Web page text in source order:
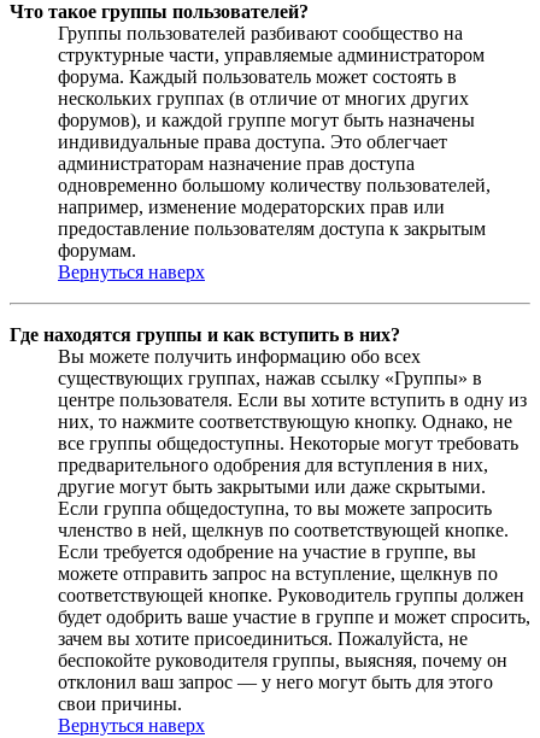
Что такое группы пользователей?
Группы пользователей разбивают сообщество на
структурные части, управляемые администратором
форума. Каждый пользователь может состоять в
нескольких группах (в отличие от многих других
форумов), и каждой группе могут быть назначены
индивидуальные права доступа. Это облегчает
администраторам назначение прав доступа
одновременно большому количеству пользователей,
например, изменение модераторских прав или
предоставление пользователям доступа к закрытым
форумам.
Вернуться наверх
Где находятся группы и как вступить в них?
Вы можете получить информацию обо всех
существующих группах, нажав ссылку «Группы» в
центре пользователя. Если вы хотите вступить в одну из
них, то нажмите соответствующую кнопку. Однако, не
все группы общедоступны. Некоторые могут требовать
предварительного одобрения для вступления в них,
другие могут быть закрытыми или даже скрытыми.
Если группа общедоступна, то вы можете запросить
членство в ней, щелкнув по соответствующей кнопке.
Если требуется одобрение на участие в группе, вы
можете отправить запрос на вступление, щелкнув по
соответствующей кнопке. Руководитель группы должен
будет одобрить ваше участие в группе и может спросить,
зачем вы хотите присоединиться. Пожалуйста, не
беспокойте руководителя группы, выясняя, почему он
отклонил ваш запрос — у него могут быть для этого
свои причины.
Вернуться наверх